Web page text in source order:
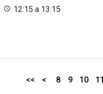
12:15 a 13:15
<< < 8 9 10 11